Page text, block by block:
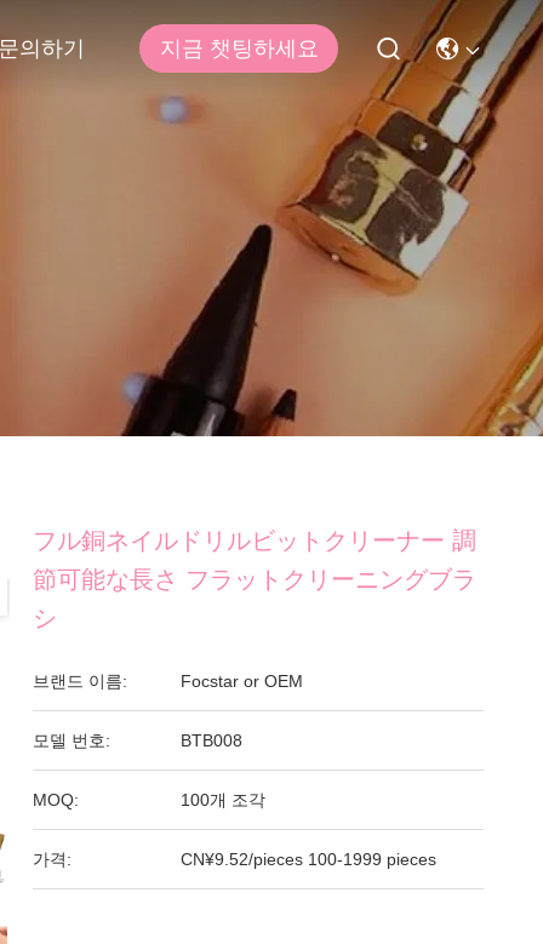
의하기 지금 챗팅하세요
フル銅ネイルドリルビットクリーナー 調
節可能な長さ フラットクリーニングブラ
シ
브랜드 이름: Focstar or OEM
모델 번호: BTB008
MOQ: 100개 조각
가격: CN¥9.52/pieces 100-1999 pieces